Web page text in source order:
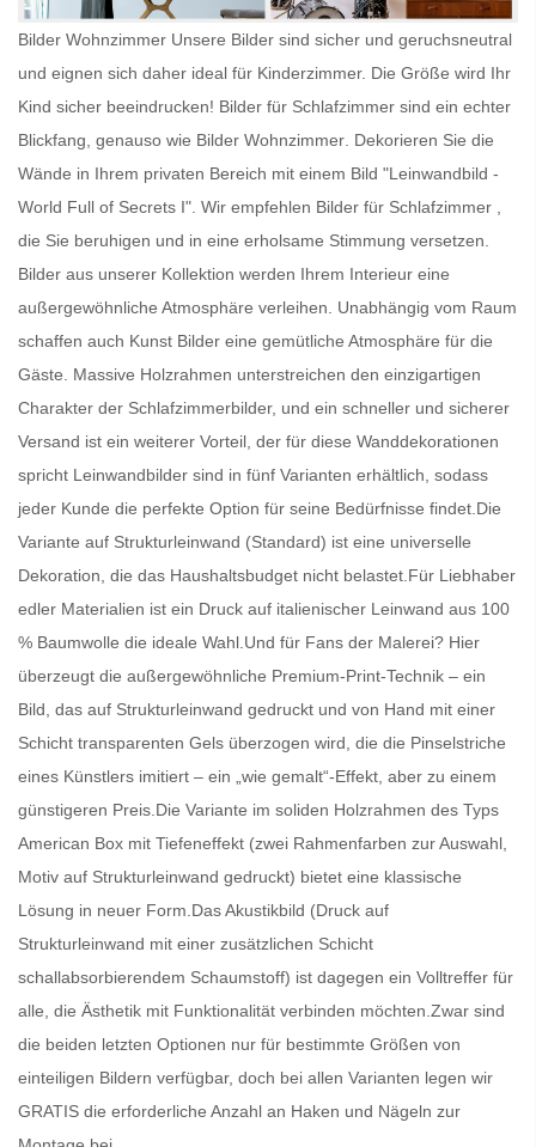
Bilder Wohnzimmer Unsere Bilder sind sicher und geruchsneutral
und eignen sich daher ideal für Kinderzimmer. Die Größe wird Ihr
Kind sicher beeindrucken! Bilder für Schlafzimmer sind ein echter
Blickfang, genauso wie Bilder Wohnzimmer . Dekorieren Sie die
Wände in Ihrem privaten Bereich mit einem Bild "Leinwandbild -
World Full of Secrets I". Wir empfehlen Bilder für Schlafzimmer
die Sie beruhigen und in eine erholsame Stimmung versetzen.
Bilder aus unserer Kollektion werden Ihrem Interieur eine
außergewöhnliche Atmosphäre verleihen. Unabhängig vom Raum
schaffen auch Kunst Bilder eine gemütliche Atmosphäre für die
Gäste. Massive Holzrahmen unterstreichen den einzigartigen
Charakter der Schlafzimmerbilder, und ein schneller und sicherer
Versand ist ein weiterer Vorteil, der für diese Wanddekorationen
spricht Leinwandbilder sind in fünf Varianten erhältlich, sodass
jeder Kunde die perfekte Option für seine Bedürfnisse findet.Die
Variante auf Strukturleinwand (Standard) ist eine universelle
Dekoration, die das Haushaltsbudget nicht belastet.Für Liebhaber
edler Materialien ist ein Druck auf italienischer Leinwand aus 100
% Baumwolle die ideale Wahl.Und für Fans der Malerei? Hier
überzeugt die außergewöhnliche Premium-Print-Technik – ein
Bild, das auf Strukturleinwand gedruckt und von Hand mit einer
Schicht transparenten Gels überzogen wird, die die Pinselstriche
eines Künstlers imitiert – ein „wie gemalt“-Effekt, aber zu einem
günstigeren Preis.Die Variante im soliden Holzrahmen des Typs
American Box mit Tiefeneffekt (zwei Rahmenfarben zur Auswahl,
Motiv auf Strukturleinwand gedruckt) bietet eine klassische
Lösung in neuer Form.Das Akustikbild (Druck auf
Strukturleinwand mit einer zusätzlichen Schicht
schallabsorbierendem Schaumstoff) ist dagegen ein Volltreffer für
alle, die Ästhetik mit Funktionalität verbinden möchten.Zwar sind
die beiden letzten Optionen nur für bestimmte Größen von
einteiligen Bildern verfügbar, doch bei allen Varianten legen wir
GRATIS die erforderliche Anzahl an Haken und Nägeln zur